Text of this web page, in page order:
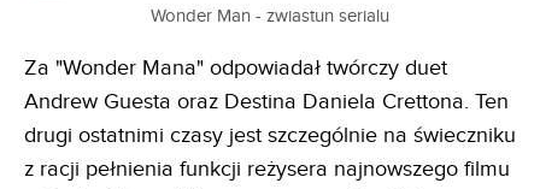
Wonder Man - zwiastun serialu
Za "Wonder Mana" odpowiadał twórczy duet
Andrew Guesta oraz Destina Daniela Crettona. Ten
drugi ostatnimi czasy jest szczególnie na świeczniku
z racji pełnienia funkcji reżysera najnowszego filmu